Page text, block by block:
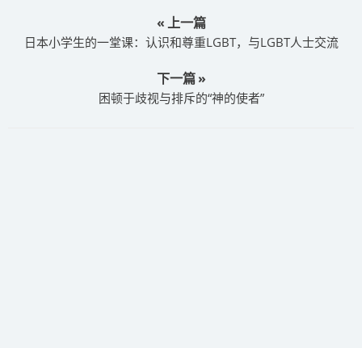
« 上一篇
日本小学生的一堂课：认识和尊重LGBT，与LGBT人士交流
下一篇 »
困顿于歧视与排斥的“神的使者”